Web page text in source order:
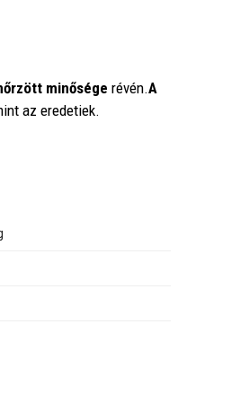
minősége révén.A
az eredetiek.